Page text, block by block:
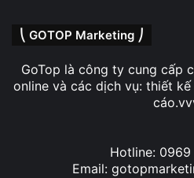
⎝ GOTOP Marketing ⎠
GoTop là công ty cung cấp
online và các dịch vụ: thiết
Hotline: 0969
Email: